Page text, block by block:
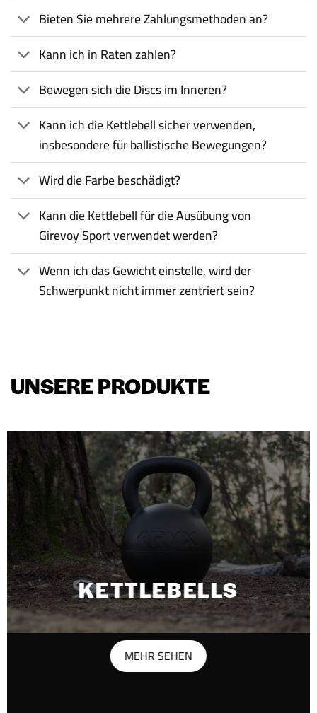
Bieten Sie mehrere Zahlungsmethoden an?
Kann ich in Raten zahlen?
Bewegen sich die Discs im Inneren?
Kann ich die Kettlebell sicher verwenden,
insbesondere für ballistische Bewegungen?
Wird die Farbe beschädigt?
Kann die Kettlebell für die Ausübung von
Girevoy Sport verwendet werden?
Wenn ich das Gewicht einstelle, wird der
Schwerpunkt nicht immer zentriert sein?
UNSERE PRODUKTE
KETTLEBELLS
MEHR SEHEN